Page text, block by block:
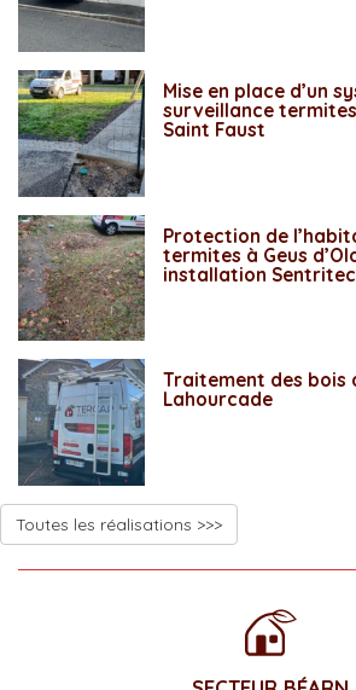
Mise en place d’un
surveillance
Saint Faust
Protection de
termites à Geus
installation
Traitement des bois
Lahourcade
Toutes les réalisations >>>